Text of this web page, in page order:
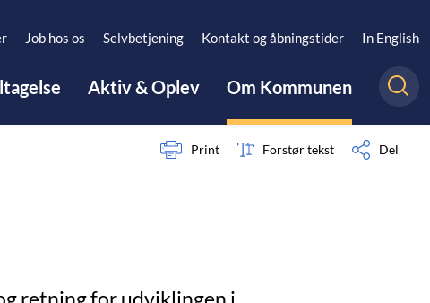
Job hos os Selvbetjening Kontakt og åbningstider In English
Aktiv & Oplev Om Kommunen
Print Forstør tekst Del